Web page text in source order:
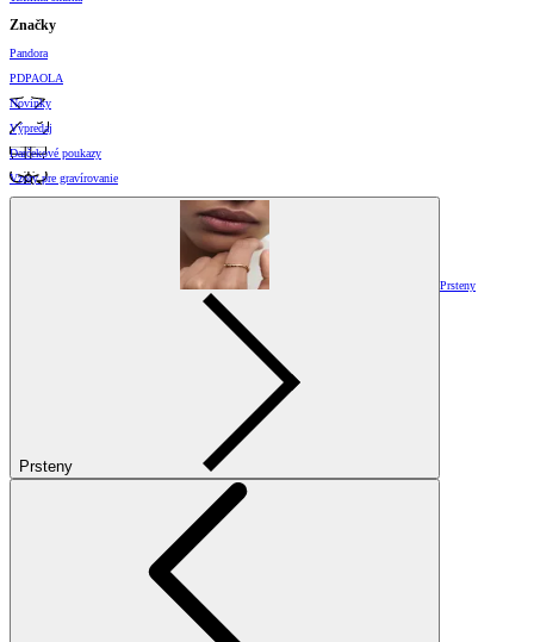
Značky
Pandora
PDPAOLA
Novinky
Výpredaj
Darčekové poukazy
Vzory pre gravírovanie
Prsteny
Prsteny